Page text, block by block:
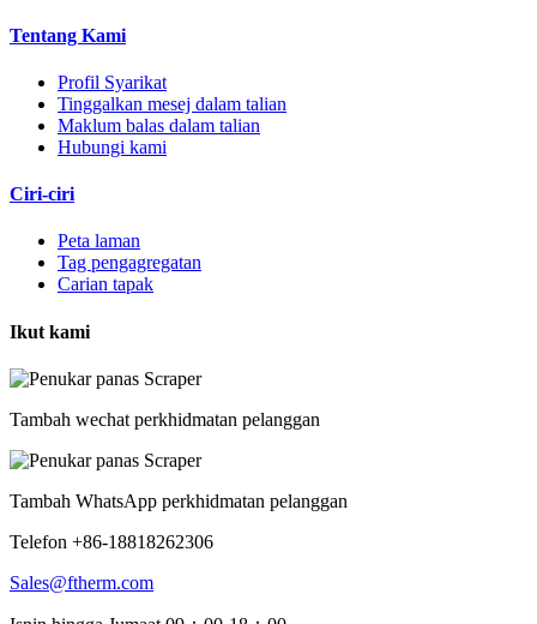
Tentang Kami
Profil Syarikat
Tinggalkan mesej dalam talian
Maklum balas dalam talian
Hubungi kami
Ciri-ciri
Peta laman
Tag pengagregatan
Carian tapak
Ikut kami
Tambah wechat perkhidmatan pelanggan
Tambah WhatsApp perkhidmatan pelanggan
Telefon +86-18818262306
Sales@ftherm.com